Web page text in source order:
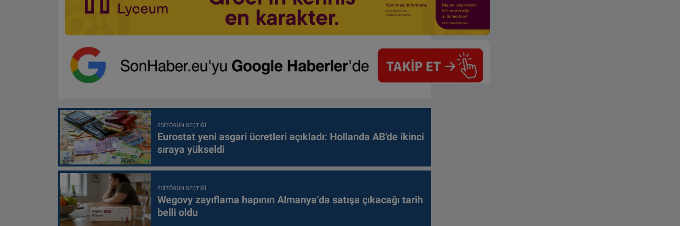
EDITÖRÜN SEÇTIĞI
Eurostat yeni asgari ücretleri açıkladı: Hollanda AB'de ikinci
sıraya yükseldi
EDITÖRÜN SEÇTIĞI
Wegovy zayıflama hapının Almanya’da satışa çıkacağı tarih
belli oldu